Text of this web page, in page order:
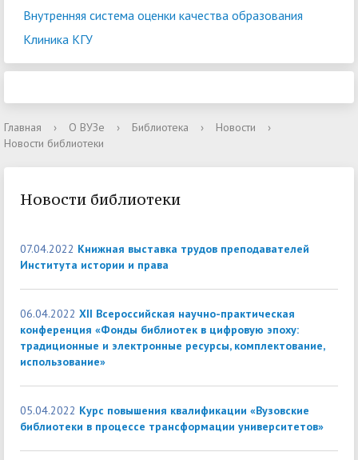
Внутренняя система оценки качества образования
Клиника КГУ
Главная › О ВУЗе › Библиотека › Новости
›
Новости библиотеки
Новости библиотеки
07.04.2022 Книжная выставка трудов преподавателей
Института истории и права
06.04.2022 XII Всероссийская научно-практическая
конференция «Фонды библиотек в цифровую эпоху:
традиционные и электронные ресурсы, комплектование,
использование»
05.04.2022 Курс повышения квалификации «Вузовские
библиотеки в процессе трансформации университетов»